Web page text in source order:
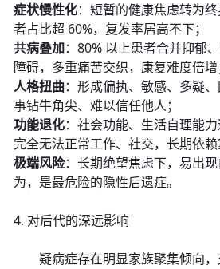
症状慢性化：短暂的健康焦虑转为
者占比超 60%，复发率居高不下；
共病叠加：80% 以上患者合并抑郁
障碍，多重痛苦交织，康复难度倍增
人格扭曲：形成偏执、敏感、多疑
事钻牛角尖、难以信任他人；
功能退化：社会功能、生活自理能
完全无法正常工作、社交，长期依赖
极端风险：长期绝望焦虑下，易出
为，是最危险的隐性后遗症。
4. 对后代的深远影响
疑病症存在明显家族聚集倾向，